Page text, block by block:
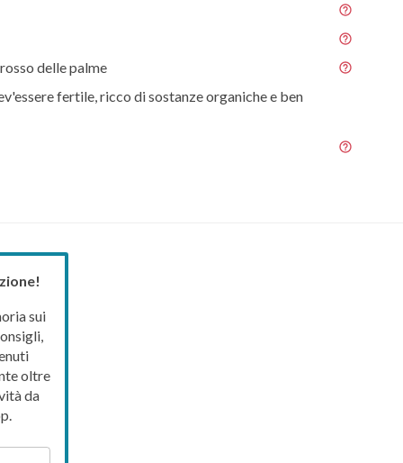
delle palme
fertile, ricco di sostanze organiche e ben
sui
oltre
da